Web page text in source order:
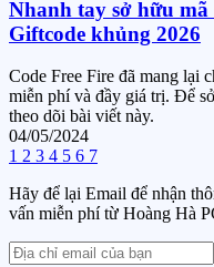
Nhanh tay sở hữu mã
Giftcode khủng 2026
Code Free Fire đã mang lại
miễn phí và đầy giá trị. Để
theo dõi bài viết này.
04/05/2024
1 2 3 4 5 6 7
Hãy để lại Email để nhận
vấn miễn phí từ Hoàng Hà